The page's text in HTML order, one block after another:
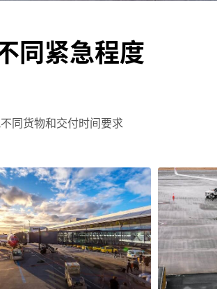
同紧急程度
同货物和交付时间要求